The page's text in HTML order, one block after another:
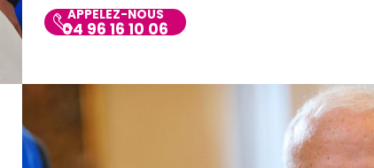
APPELEZ-NOUS
04 96 16 10 06